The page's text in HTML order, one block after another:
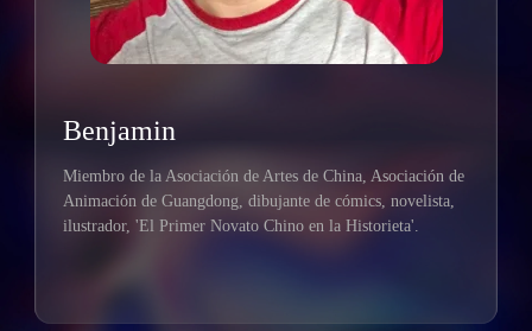
Benjamin
Miembro de la Asociación de Artes de China, Asociación de
Animación de Guangdong, dibujante de cómics, novelista,
ilustrador, 'El Primer Novato Chino en la Historieta'.